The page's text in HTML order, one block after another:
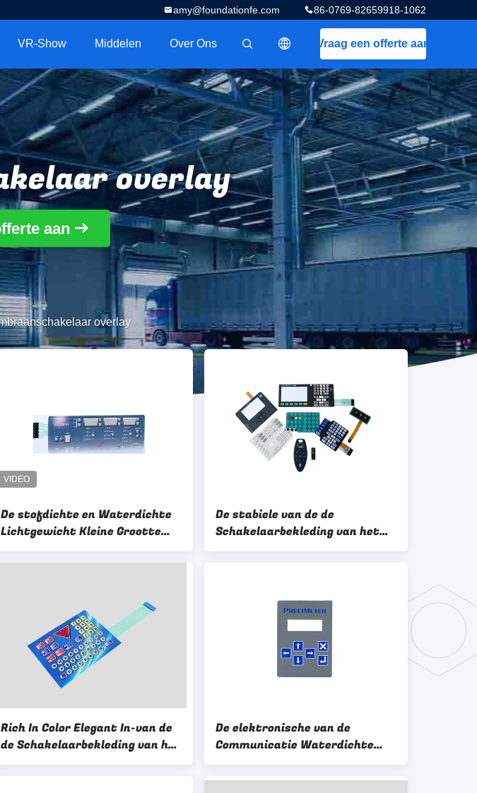
86-0769-82659918-1062
amy@foundationfe.com
Vraag een offerte aan
描述
VR-Show Middelen Over Ons
overlay
aan
overlay
De stofdichte en Waterdichte
Lichtgewicht Kleine Grootte
van de Membraanschakelaar
De stabiele van de de
Schakelaarbekleding van het
Procesmembraan Lage uiterst
Rich In Color Elegant In-van de
de Schakelaarbekleding van het
Verschijningsmembraan de
De elektronische van de
Communicatie Waterdichte
Lichtgewicht Kleine Grootte
Membraanschakelaar Met